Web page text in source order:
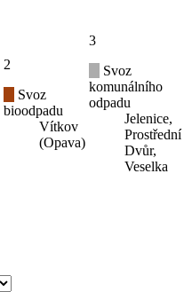
2
Svoz
bioodpadu
Vítkov
(Opava)
3
Svoz
komunálního
odpadu
Jelenice,
Prostřední
Dvůr,
Veselka